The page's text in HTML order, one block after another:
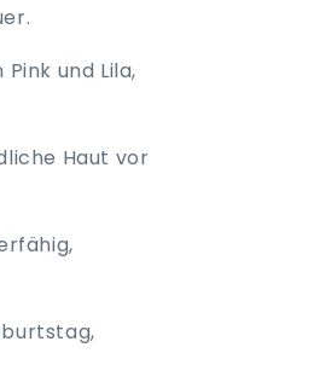
und Lila,
Haut vor